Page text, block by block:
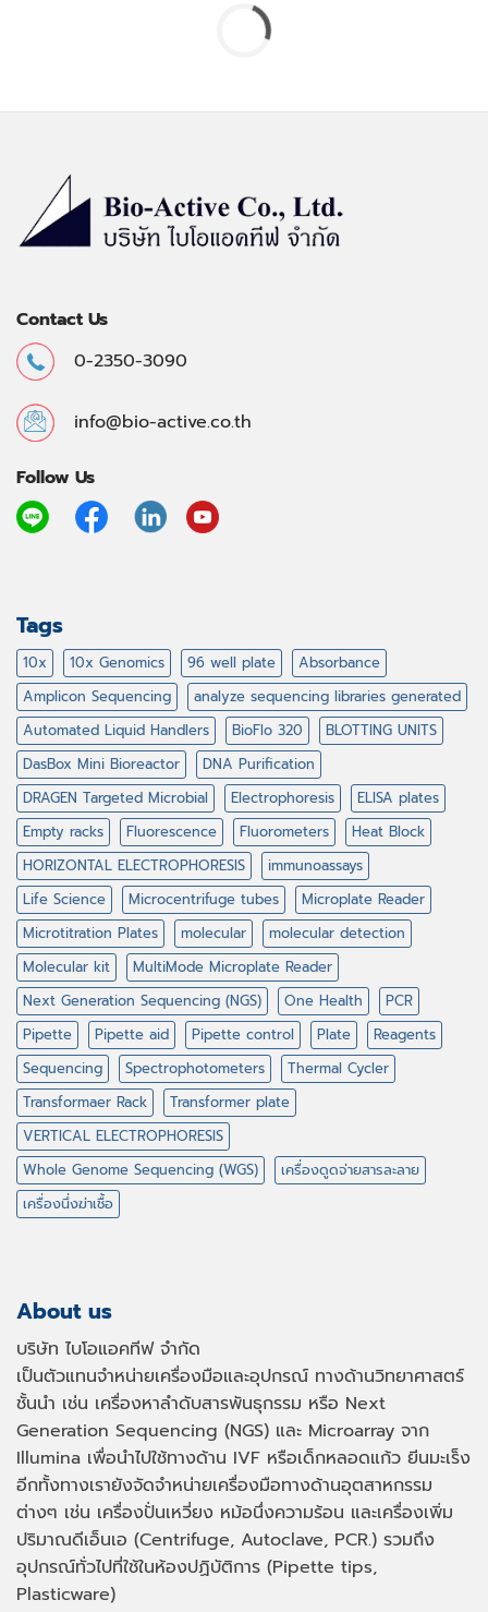
Contact Us
0-2350-3090
info@bio-active.co.th
Follow Us
Tags
10x 10x Genomics 96 well plate
Absorbance
Amplicon Sequencing
analyze sequencing libraries generated
Automated Liquid Handlers
BioFlo 320
BLOTTING UNITS
DasBox Mini Bioreactor
DNA Purification
DRAGEN Targeted Microbial
Electrophoresis
ELISA plates
Empty racks
Fluorescence Fluorometers
Heat Block
HORIZONTAL ELECTROPHORESIS
immunoassays
Life Science
Microcentrifuge tubes
Microplate Reader
Microtitration Plates
molecular
molecular detection
Molecular kit
MultiMode Microplate Reader
Next Generation Sequencing (NGS)
One Health
PCR
Pipette
Pipette aid Pipette control Plate
Reagents
Sequencing
Spectrophotometers
Thermal Cycler
Transformaer Rack
Transformer plate
VERTICAL ELECTROPHORESIS
Whole Genome Sequencing (WGS)
เครื่องดูดจ่ายสารละลาย
เครื่องนึ่งฆ่าเชื้อ
About us
บริษัท ไบโอแอคทีฟ จำกัด
เป็นตัวแทนจำหน่ายเครื่องมือและอุปกรณ์ ทางด้านวิทยาศาสตร์
ชั้นนำ เช่น เครื่องหาลำดับสารพันธุกรรม หรือ Next
Generation Sequencing (NGS) และ Microarray จาก
Illumina เพื่อนำไปใช้ทางด้าน IVF หรือเด็กหลอดแก้ว ยีนมะเร็ง
อีกทั้งทางเรายังจัดจำหน่ายเครื่องมือทางด้านอุตสาหกรรม
ต่างๆ เช่น เครื่องปั่นเหวี่ยง หม้อนึ่งความร้อน และเครื่องเพิ่ม
ปริมาณดีเอ็นเอ (Centrifuge, Autoclave, PCR.) รวมถึง
อุปกรณ์ทั่วไปที่ใช้ในห้องปฏิบัติการ (Pipette tips,
Plasticware)